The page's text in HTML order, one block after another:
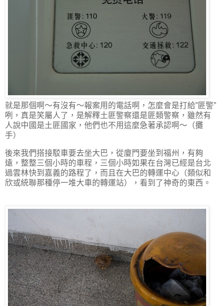
就是那個啊～有沒有～報案用的電話啊，怎麼會是打給”匪警”
咧，真是笑屬人了，是解釋土匪警察還是匪類警察，雖然有
人說中國是土匪國家，他們也不用這麼急著承認啊～（攤
手）
後來我們搭接駁車要去坐大巴，從廈門要坐到福州，有夠
遠，整整三個小時的車程，三個小時如果在台灣已經是台北
過雲林快到嘉義的路程了，而且在大巴的轉運中心（類似和
欣或統聯那種停一堆大車的轉運站），看到了神奇的東西。